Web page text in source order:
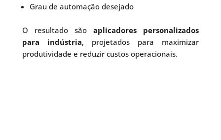
Grau de automação desejado
O resultado sãoaplicadores personalizados
para indústria, projetados para maximizar
produtividade e reduzir custos operacionais.